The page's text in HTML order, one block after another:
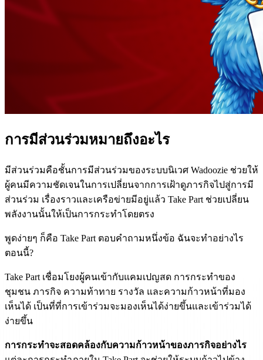
การมีส่วนร่วมหมายถึงอะไร
มีส่วนร่วมคือชั้นการมีส่วนร่วมของระบบนิเวศ Wadoozie ช่วยให้
ผู้คนมีความชัดเจนในการเปลี่ยนจากการเฝ้าดูภารกิจไปสู่การมี
ส่วนร่วม เรื่องราวและเครือข่ายมีอยู่แล้ว Take Part ช่วยเปลี่ยน
พลังงานนั้นให้เป็นการกระทำโดยตรง
พูดง่ายๆ ก็คือ Take Part ตอบคำถามหนึ่งข้อ ฉันจะทำอย่างไร
ตอนนี้?
Take Part เชื่อมโยงผู้คนเข้ากับแคมเปญสด การกระทำของ
ชุมชน ภารกิจ ความท้าทาย รางวัล และความก้าวหน้าที่มอง
เห็นได้ เป็นที่ที่การเข้าร่วมจะมองเห็นได้ง่ายขึ้นและเข้าร่วมได้
ง่ายขึ้น
การกระทำจะสอดคล้องกับความก้าวหน้าของภารกิจอย่างไร